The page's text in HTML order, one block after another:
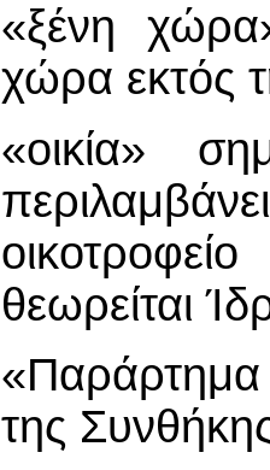
«ξένη
χώρα εκτός
«οικία»
θεωρείται
της